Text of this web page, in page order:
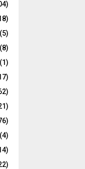
(5)
(8)
(1)
(4)